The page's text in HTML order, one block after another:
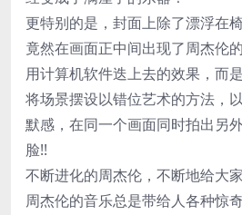
更特别的是，封面上除了漂浮在
竟然在画面正中间出现了周杰伦
用计算机软件迭上去的效果，而
将场景摆设以错位艺术的方法，
默感，在同一个画面同时拍出另
脸!!
不断进化的周杰伦，不断地给大
周杰伦的音乐总是带给人各种惊